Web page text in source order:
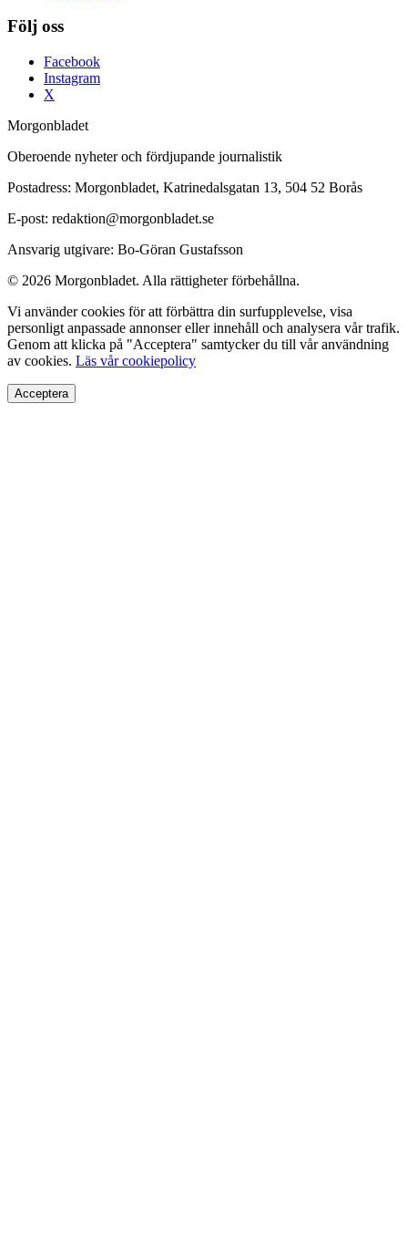
Följ oss
Facebook
Instagram
X
Morgonbladet
Oberoende nyheter och fördjupande journalistik
Postadress: Morgonbladet, Katrinedalsgatan 13, 504 52 Borås
E-post: redaktion@morgonbladet.se
Ansvarig utgivare: Bo-Göran Gustafsson
© 2026 Morgonbladet. Alla rättigheter förbehållna.
Vi använder cookies för att förbättra din surfupplevelse, visa
personligt anpassade annonser eller innehåll och analysera vår trafik.
Genom att klicka på "Acceptera" samtycker du till vår användning
av cookies. Läs vår cookiepolicy
Acceptera